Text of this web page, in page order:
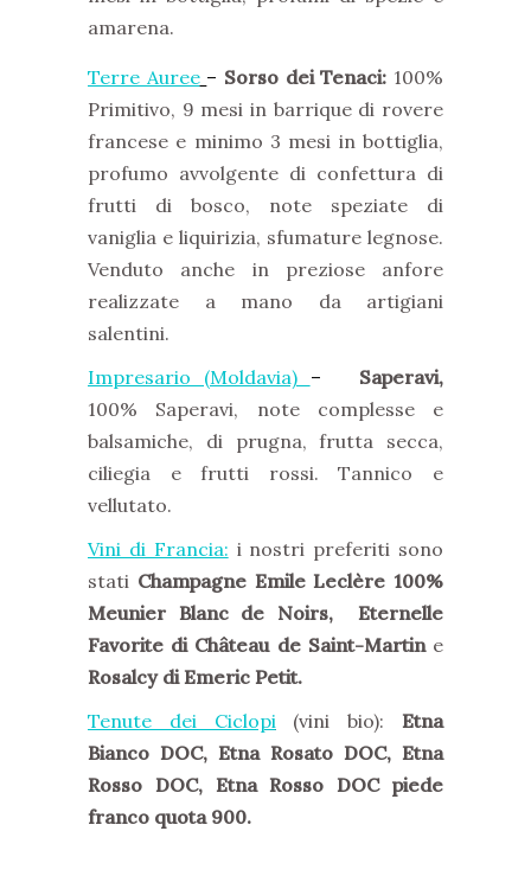
amarena.
Terre Auree – Sorso dei Tenaci: 100%
Primitivo, 9 mesi in barrique di rovere
francese e minimo 3 mesi in bottiglia,
profumo avvolgente di confettura di
frutti di bosco, note speziate di
vaniglia e liquirizia, sfumature legnose.
Venduto anche in preziose anfore
realizzate a mano da artigiani
salentini.
Impresario (Moldavia) –
Saperavi,
100% Saperavi, note complesse e
balsamiche, di prugna, frutta secca,
ciliegia e frutti rossi. Tannico e
vellutato.
Vini di Francia: i nostri preferiti sono
stati Champagne Emile Leclère 100%
Meunier Blanc de Noirs,
Eternelle
Favorite di Château de Saint-Martine
Rosalcy di Emeric Petit.
Tenute dei Ciclopi(vini bio):Etna
Bianco DOC, Etna Rosato DOC, Etna
Rosso DOC, Etna Rosso DOC piede
franco quota 900.